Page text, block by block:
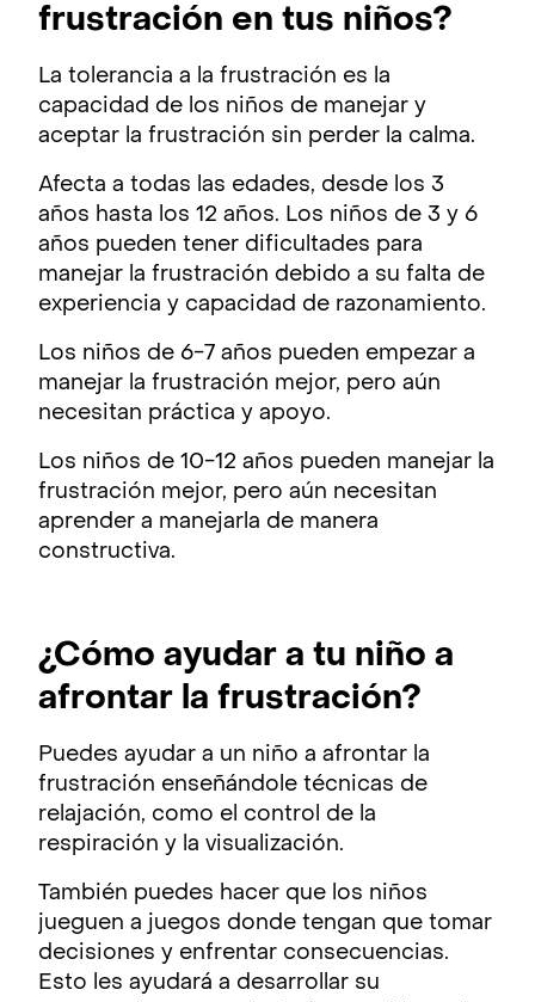
frustración en tus niños?
La tolerancia a la frustración es la
capacidad de los niños de manejar y
aceptar la frustración sin perder la calma.
Afecta a todas las edades, desde los 3
años hasta los 12 años. Los niños de 3 y 6
años pueden tener dificultades para
manejar la frustración debido a su falta de
experiencia y capacidad de razonamiento.
Los niños de 6-7 años pueden empezar a
manejar la frustración mejor, pero aún
necesitan práctica y apoyo.
Los niños de 10-12 años pueden manejar la
frustración mejor, pero aún necesitan
aprender a manejarla de manera
constructiva.
¿Cómo ayudar a tu niño a
afrontar la frustración?
Puedes ayudar a un niño a afrontar la
frustración enseñándole técnicas de
relajación, como el control de la
respiración y la visualización.
También puedes hacer que los niños
jueguen a juegos donde tengan que tomar
decisiones y enfrentar consecuencias.
Esto les ayudará a desarrollar su